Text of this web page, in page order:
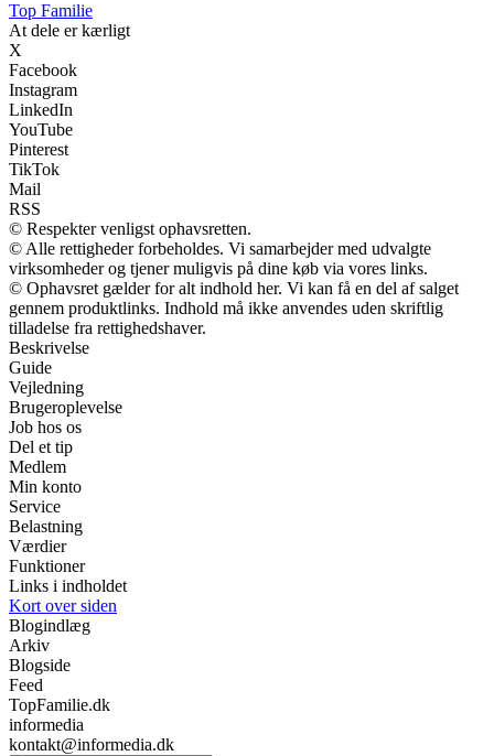
Top Familie
At dele er kærligt
X
Facebook
Instagram
LinkedIn
YouTube
Pinterest
TikTok
Mail
RSS
© Respekter venligst ophavsretten.
© Alle rettigheder forbeholdes. Vi samarbejder med udvalgte
virksomheder og tjener muligvis på dine køb via vores links.
© Ophavsret gælder for alt indhold her. Vi kan få en del af salget
gennem produktlinks. Indhold må ikke anvendes uden skriftlig
tilladelse fra rettighedshaver.
Beskrivelse
Guide
Vejledning
Brugeroplevelse
Job hos os
Del et tip
Medlem
Min konto
Service
Belastning
Værdier
Funktioner
Links i indholdet
Kort over siden
Blogindlæg
Arkiv
Blogside
Feed
TopFamilie.dk
informedia
kontakt@informedia.dk